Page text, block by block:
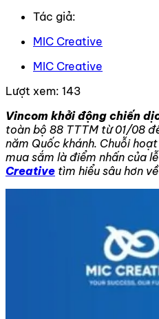
Tác giả:
MIC Creative
MIC Creative
Lượt xem: 143
Vincom khởi động chiến
toàn bộ 88 TTTM từ 01/08
năm Quốc khánh. Chuỗi
mua sắm là điểm nhấn của
Creative tìm hiểu sâu hơn